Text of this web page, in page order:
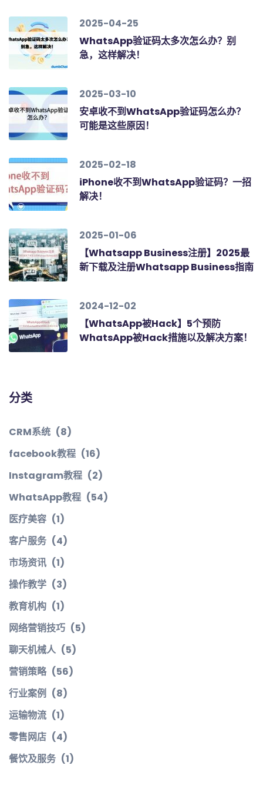
2025-04-25
WhatsApp验证码太多次怎么办？别
急，这样解决！
2025-03-10
安卓收不到WhatsApp验证码怎么办？
可能是这些原因！
2025-02-18
iPhone收不到WhatsApp验证码？一招
解决！
2025-01-06
【Whatsapp Business注册】2025最
新下载及注册Whatsapp Business指南
2024-12-02
【WhatsApp被Hack】5个预防
WhatsApp被Hack措施以及解决方案！
分类
CRM系统 (8)
facebook教程 (16)
Instagram教程 (2)
WhatsApp教程 (54)
医疗美容 (1)
客户服务 (4)
市场资讯 (1)
操作教学 (3)
教育机构 (1)
网络营销技巧 (5)
聊天机械人 (5)
营销策略 (56)
行业案例 (8)
运输物流 (1)
零售网店 (4)
餐饮及服务 (1)